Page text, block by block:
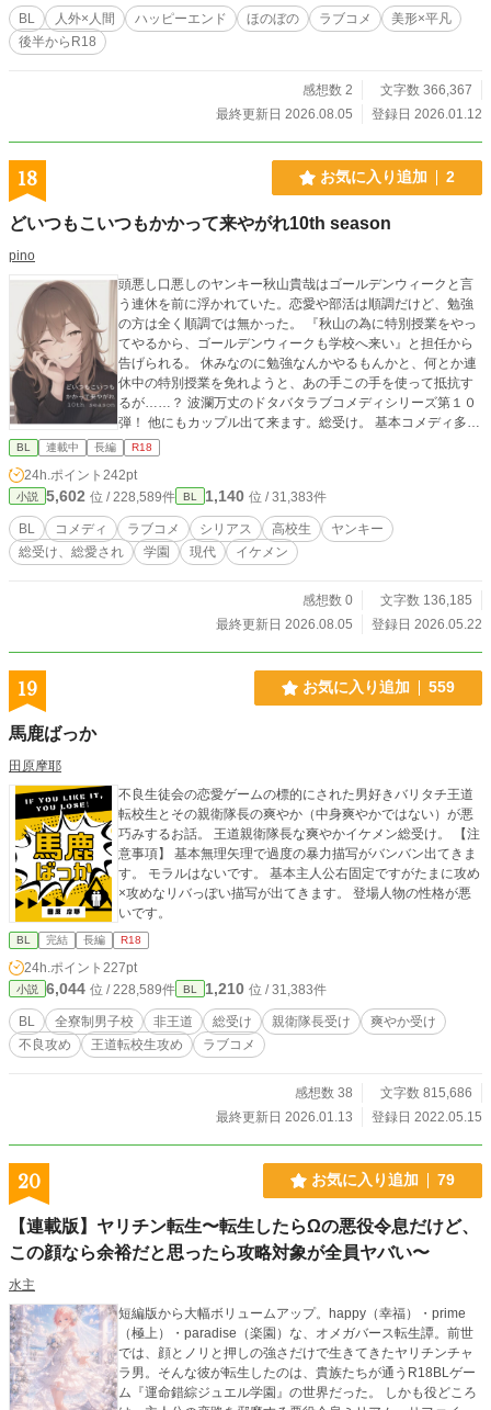
てみて、俺が……嫌じゃないか、試してみるっていう
か……」 創作BL、人外×人間。 【後半のお話に、一部性的な
BL 人外×人間 ハッピーエンド ほのぼの ラブコメ
美形×平凡
後半からR18
感想数 2
文字数 366,367
最終更新日 2026.08.05
登録日 2026.01.12
18 お気に入り追加 2
どいつもこいつもかかって来やがれ10th season
pino
頭悪し口悪しのヤンキー秋山貴哉はゴールデンウィークと言
う連休を前に浮かれていた。恋愛や部活は順調だけど、勉強
の方は全く順調では無かった。 『秋山の為に特別授業をやっ
てやるから、ゴールデンウィークも学校へ来い』と担任から
告げられる。 休みなのに勉強なんかやるもんかと、何とか連
休中の特別授業を免れようと、あの手この手を使って抵抗す
るが……？ 波瀾万丈のドタバタラブコメディシリーズ第１０
弾！ 他にもカップル出て来ます。総受け。 基本コメディ多め
ですが、性的描写、暴力描写も有ります。 BLです。 今回の
表紙は演劇部OBの薗田詩音！大学生バージョンです。 貴哉視
点の話です。 ※印がついている話は貴哉以外の視点での話に
なってます。
BL 連載中 長編 R18
24h.ポイント 242pt
小説 5,602 位 / 228,589件 BL 1,140 位 / 31,383件
BL コメディ ラブコメ シリアス 高校生
ヤンキー
総受け、総愛され
学園 現代 イケメン
感想数 0
文字数 136,185
最終更新日 2026.08.05
登録日 2026.05.22
19 お気に入り追加 559
馬鹿ばっか
田原摩耶
不良生徒会の恋愛ゲームの標的にされた男好きバリタチ王道
転校生とその親衛隊長の爽やか（中身爽やかではない）が悪
巧みするお話。 王道親衛隊長な爽やかイケメン総受け。 【注
意事項】 基本無理矢理で過度の暴力描写がバンバン出てきま
す。 モラルはないです。 基本主人公右固定ですがたまに攻め
×攻めなリバっぽい描写が出てきます。 登場人物の性格が悪
いです。
BL 完結 長編 R18
24h.ポイント 227pt
小説 6,044 位 / 228,589件 BL 1,210 位 / 31,383件
BL 全寮制男子校 非王道 総受け 親衛隊長受け
爽やか受け
不良攻め
王道転校生攻め ラブコメ
感想数 38
文字数 815,686
最終更新日 2026.01.13
登録日 2022.05.15
20 お気に入り追加 79
【連載版】ヤリチン転生〜転生したらΩの悪役令息だけど、
この顔なら余裕だと思ったら攻略対象が全員ヤバい〜
水主
短編版から大幅ボリュームアップ。happy（幸福）・prime
（極上）・paradise（楽園）な、オメガバース転生譚。前世
では、顔とノリと押しの強さだけで生きてきたヤリチンチャ
ラ男。そんな彼が転生したのは、貴族たちが通うR18BLゲー
ム『運命錯綜ジュエル学園』の世界だった。 しかも役どころ